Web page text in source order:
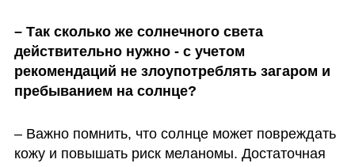
– Так сколько же солнечного света
действительно нужно - с учетом
рекомендаций не злоупотреблять загаром и
пребыванием на солнце?
– Важно помнить, что солнце может повреждать
кожу и повышать риск меланомы. Достаточная